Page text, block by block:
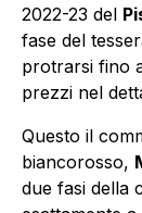
2022-23 del
fase del
protrarsi fino
prezzi nel
Questo il
biancorosso,
due fasi della